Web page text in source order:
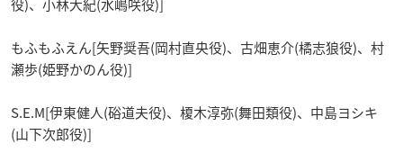
役)、小林大紀(水嶋咲役)]
もふもふえん[矢野奨吾(岡村直央役)、古畑恵介(橘志狼役)、村
瀬歩(姫野かのん役)]
S.E.M[伊東健人(硲道夫役)、榎木淳弥(舞田類役)、中島ヨシキ
(山下次郎役)]